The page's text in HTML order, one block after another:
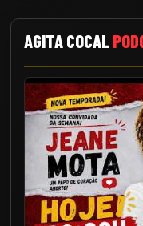
AGITA COCAL